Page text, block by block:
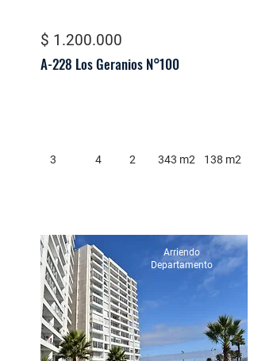
$ 1.200.000
A-228 Los Geranios N°100
3 4 2 343 m2 138 m2
Arriendo
Departamento